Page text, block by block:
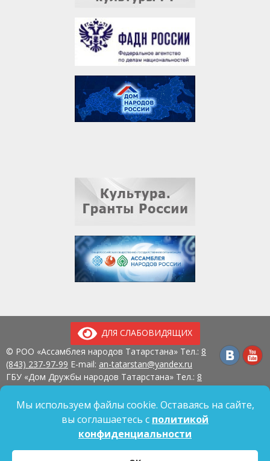
ДЛЯ СЛАБОВИДЯЩИХ
© РОО «Ассамблея народов Татарстана» Тел.: 8
(843) 237-97-99 E-mail: an-tatarstan@yandex.ru
ГБУ «Дом Дружбы народов Татарстана» Тел.: 8
420107, г. Казань, ул. Павлюхина, д. 57
Политика обработки персональных данных
Мы используем файлы cookie. Оставаясь на сайте,
вы соглашаетесь с политикой
конфиденциальности